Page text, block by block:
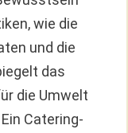
wie die
und die
das
die Umwelt
Catering-